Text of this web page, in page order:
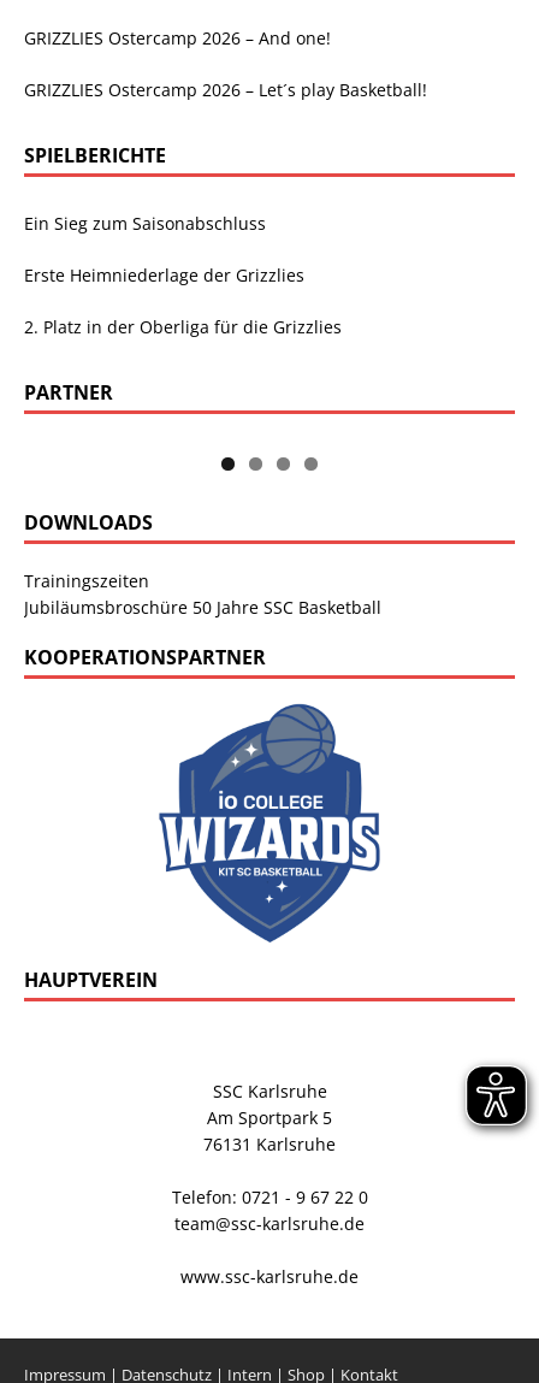
GRIZZLIES Ostercamp 2026 – And one!
GRIZZLIES Ostercamp 2026 – Let´s play Basketball!
SPIELBERICHTE
Ein Sieg zum Saisonabschluss
Erste Heimniederlage der Grizzlies
2. Platz in der Oberliga für die Grizzlies
PARTNER
DOWNLOADS
Trainingszeiten
Jubiläumsbroschüre 50 Jahre SSC Basketball
KOOPERATIONSPARTNER
HAUPTVEREIN
SSC Karlsruhe
Am Sportpark 5
76131 Karlsruhe
Telefon: 0721 - 9 67 22 0
team@ssc-karlsruhe.de
www.ssc-karlsruhe.de
Impressum | Datenschutz | Intern | Shop | Kontakt